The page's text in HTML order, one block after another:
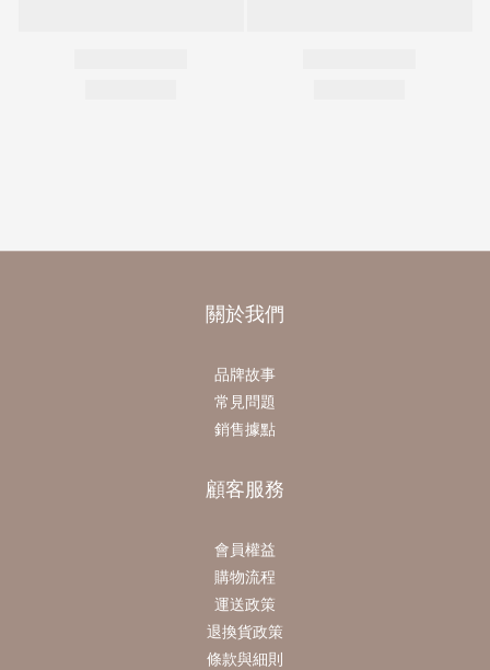
關於我們
品牌故事
常見問題
銷售據點
顧客服務
會員權益
購物流程
運送政策
退換貨政策
條款與細則